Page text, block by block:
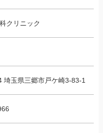
クリニック
埼玉県三郷市戸ケ崎3-83-1